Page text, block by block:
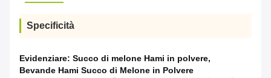
Specificità
Evidenziare: Succo di melone Hami in polvere,
Bevande Hami Succo di Melone in Polvere